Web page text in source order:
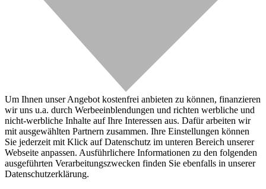
Um Ihnen unser Angebot kostenfrei anbieten zu können, finanzieren
wir uns u.a. durch Werbeeinblendungen und richten werbliche und
nicht-werbliche Inhalte auf Ihre Interessen aus. Dafür arbeiten wir
mit ausgewählten Partnern zusammen. Ihre Einstellungen können
Sie jederzeit mit Klick auf Datenschutz im unteren Bereich unserer
Webseite anpassen. Ausführlichere Informationen zu den folgenden
ausgeführten Verarbeitungszwecken finden Sie ebenfalls in unserer
Datenschutzerklärung.